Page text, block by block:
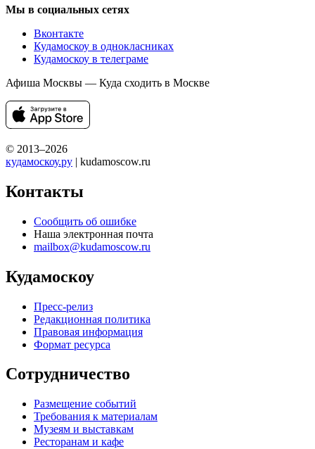
Мы в социальных сетях
Вконтакте
Кудамоскоу в однокласниках
Кудамоскоу в телеграме
Афиша Москвы — Куда сходить в Москве
© 2013–2026
кудамоскоу.ру | kudamoscow.ru
Контакты
Сообщить об ошибке
Наша электронная почта
mailbox@kudamoscow.ru
Кудамоскоу
Пресс-релиз
Редакционная политика
Правовая информация
Формат ресурса
Сотрудничество
Размещение событий
Требования к материалам
Музеям и выставкам
Ресторанам и кафе